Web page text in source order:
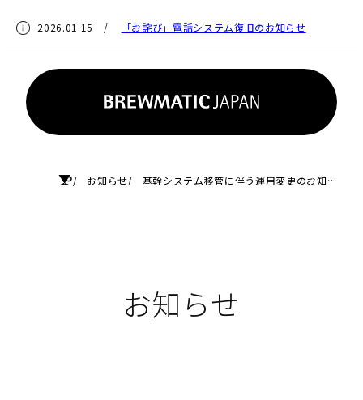
2026.01.15 / 「お詫び」電話システム復旧のお知らせ
HOMEお知らせ 基幹システム移管に伴う運用変更のお知らせ
お知らせ